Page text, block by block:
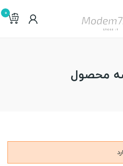
0
محصول